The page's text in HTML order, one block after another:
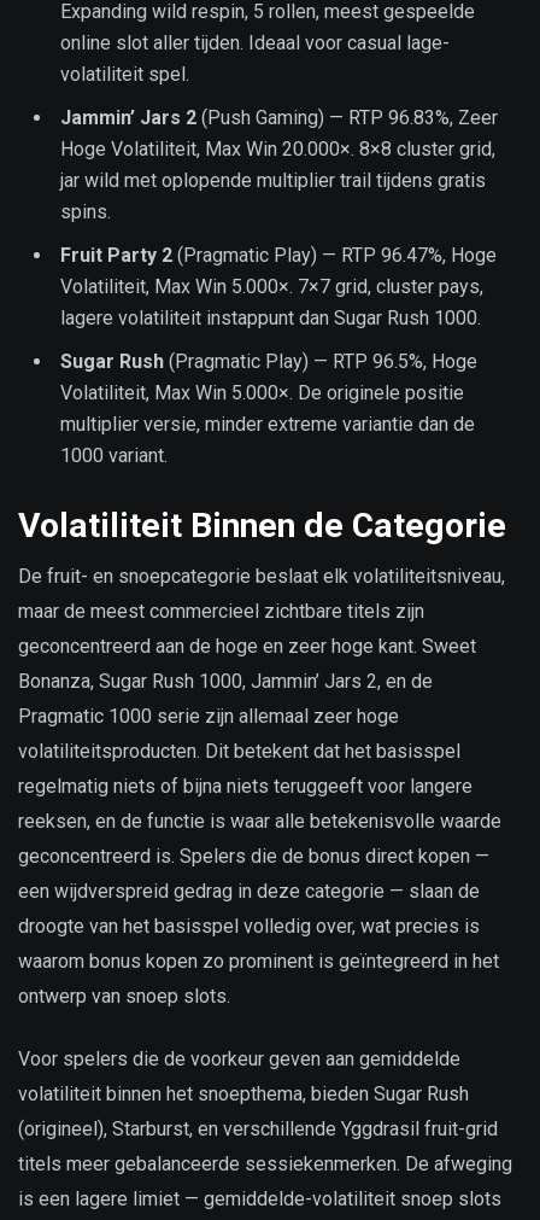
Expanding wild respin, 5 rollen, meest gespeelde
online slot aller tijden. Ideaal voor casual lage-
volatiliteit spel.
Jammin’ Jars 2 (Push Gaming) — RTP 96.83%, Zeer
Hoge Volatiliteit, Max Win 20.000×. 8×8 cluster grid,
jar wild met oplopende multiplier trail tijdens gratis
spins.
Fruit Party 2 (Pragmatic Play) — RTP 96.47%, Hoge
Volatiliteit, Max Win 5.000×. 7×7 grid, cluster pays,
lagere volatiliteit instappunt dan Sugar Rush 1000.
Sugar Rush (Pragmatic Play) — RTP 96.5%, Hoge
Volatiliteit, Max Win 5.000×. De originele positie
multiplier versie, minder extreme variantie dan de
1000 variant.
Volatiliteit Binnen de Categorie
De fruit- en snoepcategorie beslaat elk volatiliteitsniveau,
maar de meest commercieel zichtbare titels zijn
geconcentreerd aan de hoge en zeer hoge kant. Sweet
Bonanza, Sugar Rush 1000, Jammin’ Jars 2, en de
Pragmatic 1000 serie zijn allemaal zeer hoge
volatiliteitsproducten. Dit betekent dat het basisspel
regelmatig niets of bijna niets teruggeeft voor langere
reeksen, en de functie is waar alle betekenisvolle waarde
geconcentreerd is. Spelers die de bonus direct kopen —
een wijdverspreid gedrag in deze categorie — slaan de
droogte van het basisspel volledig over, wat precies is
waarom bonus kopen zo prominent is geïntegreerd in het
ontwerp van snoep slots.
Voor spelers die de voorkeur geven aan gemiddelde
volatiliteit binnen het snoepthema, bieden Sugar Rush
(origineel), Starburst, en verschillende Yggdrasil fruit-grid
titels meer gebalanceerde sessiekenmerken. De afweging
is een lagere limiet — gemiddelde-volatiliteit snoep slots